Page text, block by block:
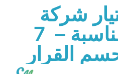
شركة
اعلانات مناسبة – 7
القرار